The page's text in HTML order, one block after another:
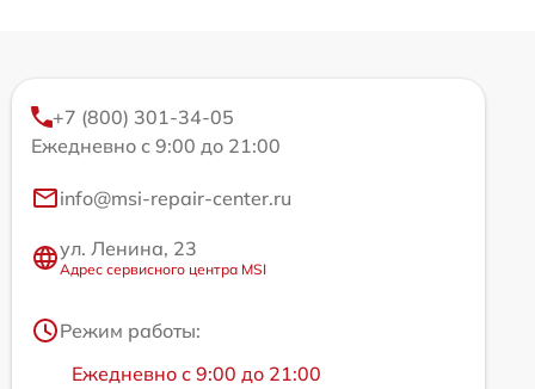
+7 (800) 301-34-05
Ежедневно с 9:00 до 21:00
info@msi-repair-center.ru
ул. Ленина, 23
Адрес сервисного центра MSI
Режим работы:
Ежедневно с 9:00 до 21:00